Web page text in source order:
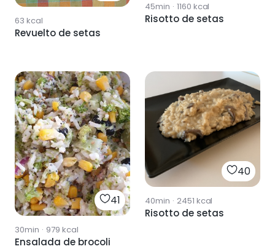
63 kcal
Revuelto de setas
45min · 1160 kcal
Risotto de setas
41
30min · 979 kcal
Ensalada de brocoli
40
40min · 2451 kcal
Risotto de setas